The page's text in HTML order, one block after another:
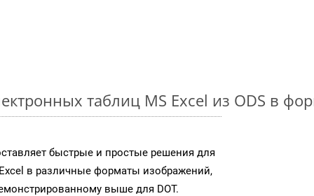
таблиц MS Excel из ODS в
быстрые и простые решения для
в различные форматы изображений,
выше для DOT.